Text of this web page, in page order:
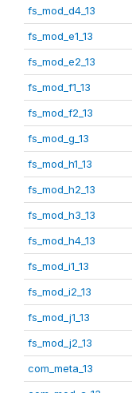
fs_mod_d4_13
fs_mod_e1_13
fs_mod_e2_13
fs_mod_f1_13
fs_mod_f2_13
fs_mod_g_13
fs_mod_h1_13
fs_mod_h2_13
fs_mod_h3_13
fs_mod_h4_13
fs_mod_i1_13
fs_mod_i2_13
fs_mod_j1_13
fs_mod_j2_13
com_meta_13